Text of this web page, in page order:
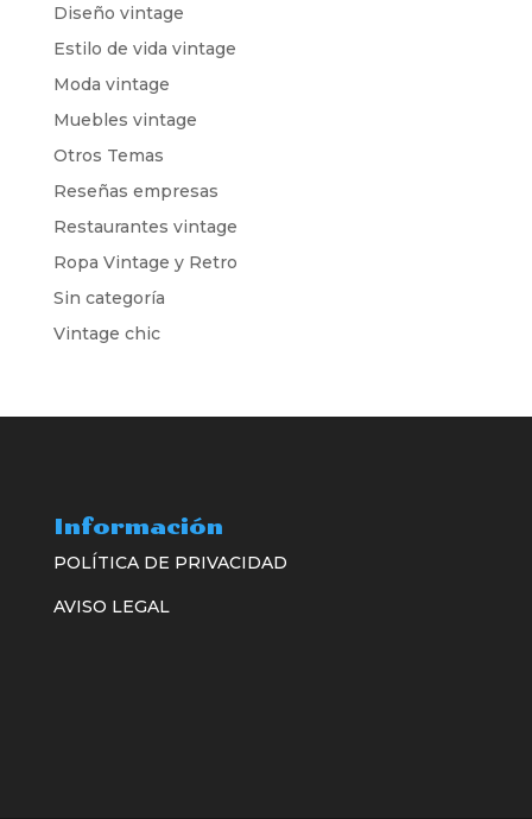
Diseño vintage
Estilo de vida vintage
Moda vintage
Muebles vintage
Otros Temas
Reseñas empresas
Restaurantes vintage
Ropa Vintage y Retro
Sin categoría
Vintage chic
Información
POLÍTICA DE PRIVACIDAD
AVISO LEGAL